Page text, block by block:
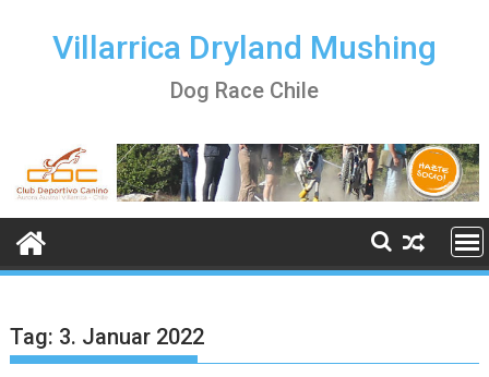
Villarrica Dryland Mushing
Dog Race Chile
Tag: 3. Januar 2022